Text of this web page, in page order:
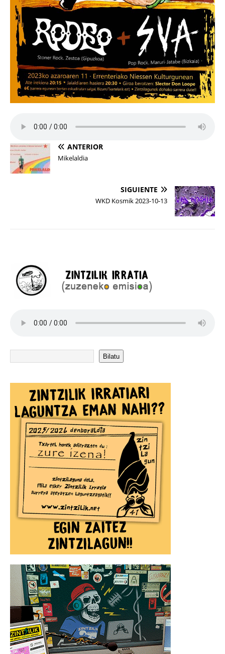
ANTERIOR
Mikelaldia
SIGUIENTE
WKD Kosmik 2023-10-13
Bilatu